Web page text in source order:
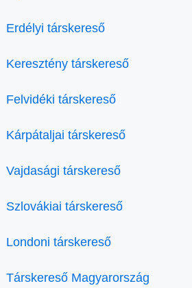
Erdélyi társkereső
Keresztény társkereső
Felvidéki társkereső
Kárpátaljai társkereső
Vajdasági társkereső
Szlovákiai társkereső
Londoni társkereső
Társkereső Magyarország